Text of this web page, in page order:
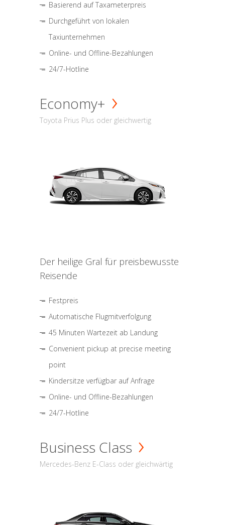
Basierend auf Taxameterpreis
Durchgeführt von lokalen
Taxiunternehmen
Online- und Offline-Bezahlungen
24/7-Hotline
Economy+
Toyota Prius Plus oder gleichwertig
Der heilige Gral für preisbewusste
Reisende
Festpreis
Automatische Flugmitverfolgung
45 Minuten Wartezeit ab Landung
Convenient pickup at precise meeting
point
Kindersitze verfügbar auf Anfrage
Online- und Offline-Bezahlungen
24/7-Hotline
Business Class
Mercedes-Benz E-Class oder gleichwärtig